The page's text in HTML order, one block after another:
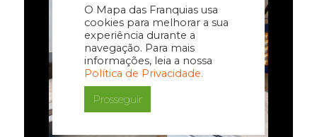
O Mapa das Franquias usa
cookies para melhorar a sua
experiência durante a
navegação. Para mais
informações, leia a nossa
Política de Privacidade.
Prosseguir